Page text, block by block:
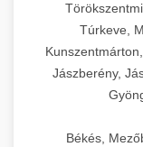
Túrkeve,
Jászberény,
Békés,